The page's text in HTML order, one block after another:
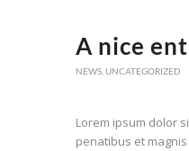
A nice
NEWS, UNCATEGORIZED
Lorem ipsum dolor
penatibus et